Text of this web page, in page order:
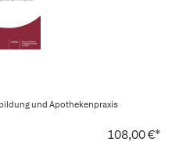
und Apothekenpraxis
108,00 €*